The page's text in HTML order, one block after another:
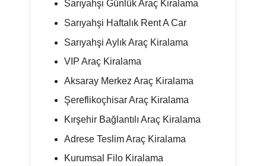
Sarıyahşi Günlük Araç Kiralama
Sarıyahşi Haftalık Rent A Car
Sarıyahşi Aylık Araç Kiralama
VIP Araç Kiralama
Aksaray Merkez Araç Kiralama
Şereflikoçhisar Araç Kiralama
Kırşehir Bağlantılı Araç Kiralama
Adrese Teslim Araç Kiralama
Kurumsal Filo Kiralama